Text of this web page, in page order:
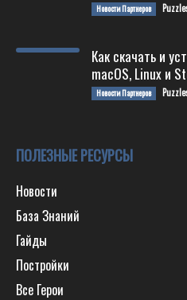
Новости Партнеров
Как скачать и
macOS, Linux и
Новости Партнеров
ПОЛЕЗНЫЕ РЕСУРСЫ
Новости
База Знаний
Гайды
Постройки
Все Герои